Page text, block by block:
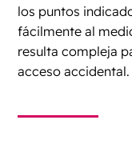
los puntos
fácilmente al
resulta compleja
acceso accidental.